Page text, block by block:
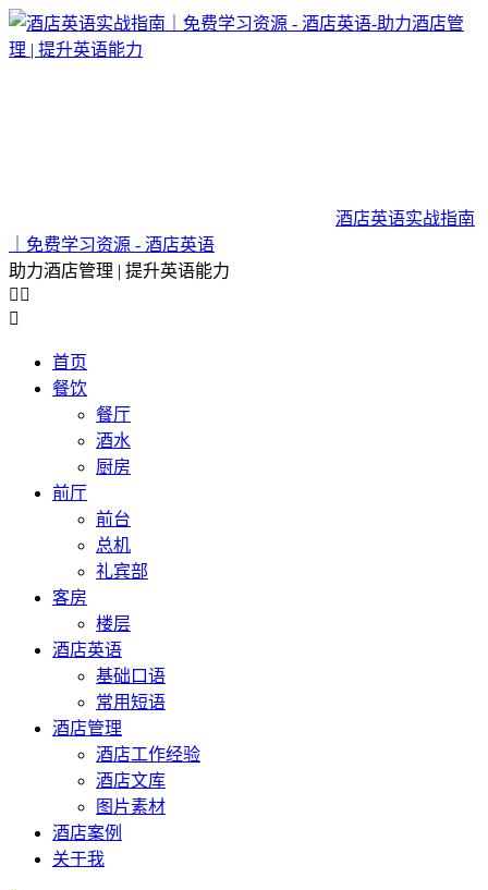
酒店英语实战指南
｜免费学习资源 - 酒店英语
助力酒店管理 | 提升英语能力
 

首页
餐饮
餐厅
酒水
厨房
前厅
前台
总机
礼宾部
客房
楼层
酒店英语
基础口语
常用短语
酒店管理
酒店工作经验
酒店文库
图片素材
酒店案例
关于我